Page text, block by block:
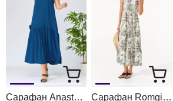
Сарафан Anastasia 881/синий Сарафан Romgil РТ0143-ВИ4 молочный + светлый хаки + черный